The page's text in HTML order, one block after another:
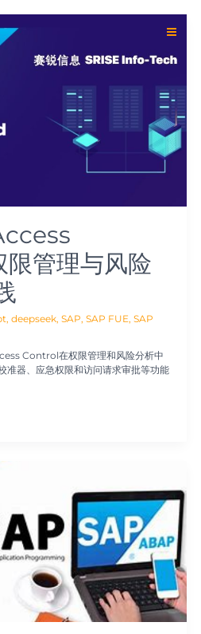
Main
管理与风险
,deepseek,SAP,SAP FUE,SAP
Control在权限管理和风险分析中
准器、应急权限和访问请求审批等功能